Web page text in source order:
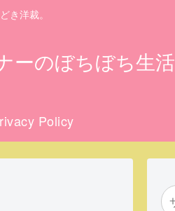
き洋裁。
ーのぼちぼち生活
Policy